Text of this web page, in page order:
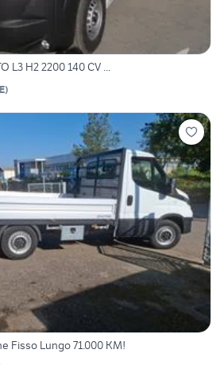
L3 H2 2200 140 CV ...
)
Fisso Lungo 71.000 KM!